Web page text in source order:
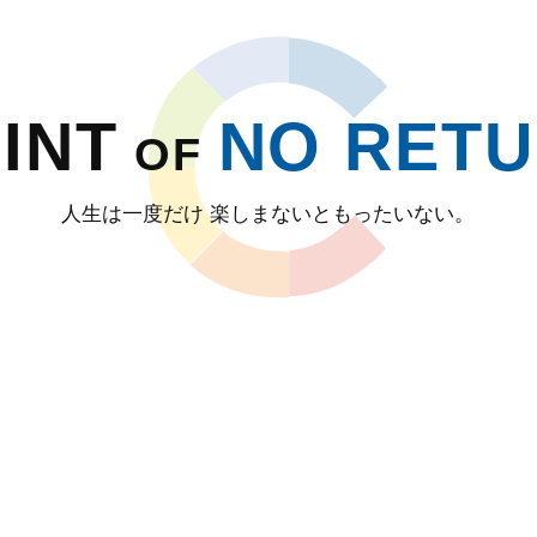
OF NO
人生は一度だけ 楽しまないともったいない。